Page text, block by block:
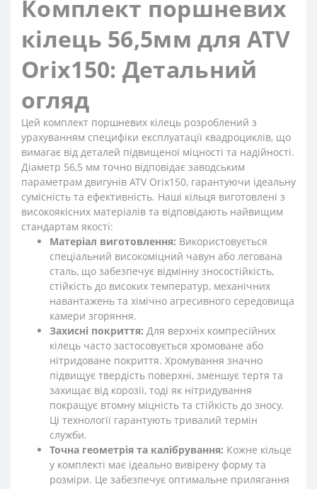
Комплект поршневих
кілець 56,5мм для ATV
Orix150: Детальний
огляд
Цей комплект поршневих кілець розроблений з
урахуванням специфіки експлуатації квадроциклів, що
вимагає від деталей підвищеної міцності та надійності.
Діаметр 56,5 мм точно відповідає заводським
параметрам двигунів ATV Orix150, гарантуючи ідеальну
сумісність та ефективність. Наші кільця виготовлені з
високоякісних матеріалів та відповідають найвищим
стандартам якості:
Матеріал виготовлення: Використовується
спеціальний високоміцний чавун або легована
сталь, що забезпечує відмінну зносостійкість,
стійкість до високих температур, механічних
навантажень та хімічно агресивного середовища
камери згоряння.
Захисні покриття: Для верхніх компресійних
кілець часто застосовується хромоване або
нітридоване покриття. Хромування значно
підвищує твердість поверхні, зменшує тертя та
захищає від корозії, тоді як нітридування
покращує втомну міцність та стійкість до зносу.
Ці технології гарантують тривалий термін
служби.
Точна геометрія та калібрування: Кожне кільце
у комплекті має ідеально вивірену форму та
розміри. Це забезпечує оптимальне прилягання